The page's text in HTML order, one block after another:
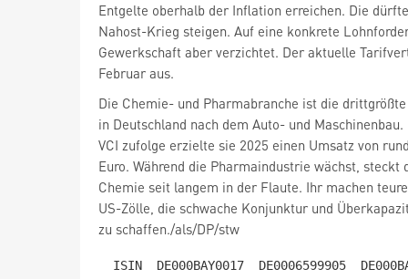
Entgelte oberhalb der Inflation erreichen. Die
Nahost-Krieg steigen. Auf eine konkrete
Gewerkschaft aber verzichtet. Der aktuelle
Februar aus.
Die Chemie- und Pharmabranche ist die
in Deutschland nach dem Auto- und
VCI zufolge erzielte sie 2025 einen Umsatz von
Euro. Während die Pharmaindustrie wächst, steckt
Chemie seit langem in der Flaute. Ihr machen
US-Zölle, die schwache Konjunktur und
zu schaffen./als/DP/stw